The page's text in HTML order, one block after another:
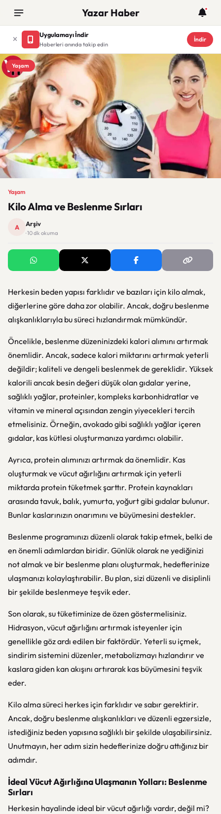
Yazar Haber
Uygulamayı İndir
Haberleri anında takip edin
İndir
Yaşam
Yaşam
Kilo Alma ve Beslenme Sırları
A Arşiv
· 10 dk okuma
Herkesin beden yapısı farklıdır ve bazıları için kilo almak,
diğerlerine göre daha zor olabilir. Ancak, doğru beslenme
alışkanlıklarıyla bu süreci hızlandırmak mümkündür.
Öncelikle, beslenme düzeninizdeki kalori alımını artırmak
önemlidir. Ancak, sadece kalori miktarını artırmak yeterli
değildir; kaliteli ve dengeli beslenmek de gereklidir. Yüksek
kalorili ancak besin değeri düşük olan gıdalar yerine,
sağlıklı yağlar, proteinler, kompleks karbonhidratlar ve
vitamin ve mineral açısından zengin yiyecekleri tercih
etmelisiniz. Örneğin, avokado gibi sağlıklı yağlar içeren
gıdalar, kas kütlesi oluşturmanıza yardımcı olabilir.
Ayrıca, protein alımınızı artırmak da önemlidir. Kas
oluşturmak ve vücut ağırlığını artırmak için yeterli
miktarda protein tüketmek şarttır. Protein kaynakları
arasında tavuk, balık, yumurta, yoğurt gibi gıdalar bulunur.
Bunlar kaslarınızın onarımını ve büyümesini destekler.
Beslenme programınızı düzenli olarak takip etmek, belki de
en önemli adımlardan biridir. Günlük olarak ne yediğinizi
not almak ve bir beslenme planı oluşturmak, hedeflerinize
ulaşmanızı kolaylaştırabilir. Bu plan, sizi düzenli ve disiplinli
bir şekilde beslenmeye teşvik eder.
Son olarak, su tüketiminize de özen göstermelisiniz.
Hidrasyon, vücut ağırlığını artırmak isteyenler için
genellikle göz ardı edilen bir faktördür. Yeterli su içmek,
sindirim sistemini düzenler, metabolizmayı hızlandırır ve
kaslara giden kan akışını artırarak kas büyümesini teşvik
eder.
Kilo alma süreci herkes için farklıdır ve sabır gerektirir.
Ancak, doğru beslenme alışkanlıkları ve düzenli egzersizle,
istediğiniz beden yapısına sağlıklı bir şekilde ulaşabilirsiniz.
Unutmayın, her adım sizin hedeflerinize doğru attığınız bir
adımdır.
İdeal Vücut Ağırlığına Ulaşmanın Yolları: Beslenme
Sırları
Herkesin hayalinde ideal bir vücut ağırlığı vardır, değil mi?